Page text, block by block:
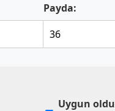
÷
Payda:
Uygun